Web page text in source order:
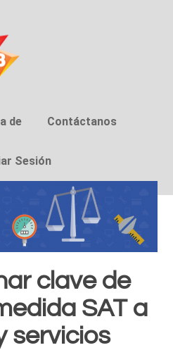
de Contáctanos
Sesión
clave de
SAT a
servicios